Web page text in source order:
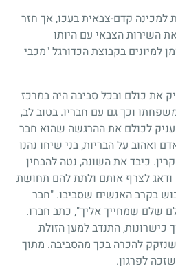
למכינה קדם-צבאית בעכו, אך חזר
השירות הצבאי עם היותו
למיונים בקבוצת הכדורגל "מכבי
את כולם ובכל סביבה היה במרכז
וכך גם עם חבריו. בטוב לב,
לכולם את ההרגשה שהוא חבר
ואהוב על הבריות, בני שיחו נהנו
כיבד את השונה, נטה להבחין
לצרף אותם ולתת להם תחושת
בקרב האנשים שסביבו. "חבר
שלם שמחייך אליך", כתב חברו.
כישרונות, התנדב למען הזולת
שנזקק להכרה בכך מהסביבה. מתוך
לפרגון.